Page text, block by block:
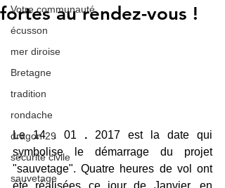
Votre communauté
écusson
mer diroise
Bretagne
tradition
rondache
dragon 29
sécurité civile
sauvetage
fortes au rendez-vous !
Le 14 . 01 . 2017 est la date qui
symbolise le démarrage du projet
"sauvetage". Quatre heures de vol ont